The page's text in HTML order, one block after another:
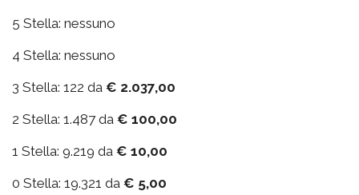
5 Stella: nessuno
4 Stella: nessuno
3 Stella: 122 da € 2.037,00
2 Stella: 1.487 da € 100,00
1 Stella: 9.219 da € 10,00
0 Stella: 19.321 da € 5,00